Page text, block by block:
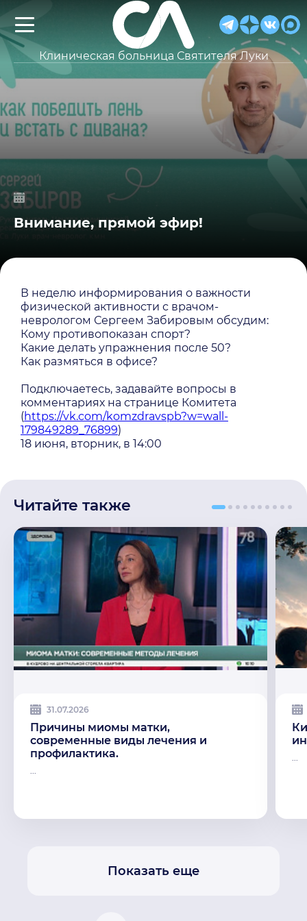
Клиническая больница Святителя Луки
Внимание, прямой эфир!
В неделю информирования о важности
физической активности с врачом-
неврологом Сергеем Забировым обсудим:
Кому противопоказан спорт?
Какие делать упражнения после 50?
Как размяться в офисе?
Подключаетесь, задавайте вопросы в
комментариях на странице Комитета
(https://vk.com/komzdravspb?w=wall-
179849289_76899)
18 июня, вторник, в 14:00
Читайте также
31.07.2026
Причины миомы матки,
современные виды лечения и
профилактика.
Показать еще